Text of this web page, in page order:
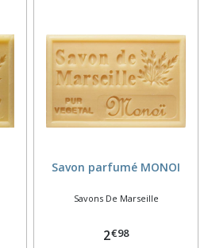
Savon parfumé MONOI
Savons De Marseille
2€98